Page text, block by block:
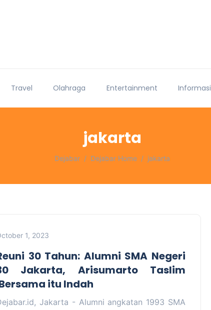
Travel Olahraga Entertainment Informasi
jakarta
Dejabar Dejabar Home jakarta
1, 2023
30 Tahun: Alumni SMA Negeri
Jakarta, Arisumarto Taslim
itu Indah
Jakarta - Alumni angkatan 1993 SMA